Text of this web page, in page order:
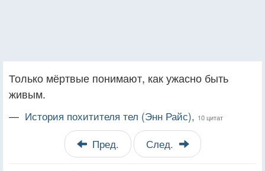
Только мёртвые понимают, как ужасно быть
живым.
— История похитителя тел (Энн Райс), 10 цитат
Пред. След.